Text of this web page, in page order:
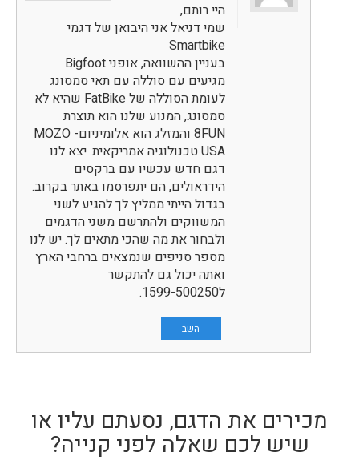
היי רותם,
שמי דניאל אני היבואן של דגמי
Smartbike
בעניין ההשוואה, אופני Bigfoot
מגיעים עם סוללה עם תאי סמסונג
לעומת הסוללה של FatBike שהיא לא
סמסונג, המנוע שלנו הוא תוצרת
8FUN והמזלג הוא אלומיניום- MOZO
USA טכנולוגיה אמריקאית. יצא לנו
דגם חדש עכשיו עם ברקסים
הידראולים, הם יתפרסמו באתר בקרוב.
בגדול הייתי ממליץ לך להגיע לשני
המשווקים ולהתרשם משני הדגמים
ולבחור את מה שהכי מתאים לך. יש לנו
מספר סניפים שנמצאים ברחבי הארץ
ואתה יכול גם להתקשר
השב
מכירים את הדגם, נסעתם עליו או
שיש לכם שאלה לפני קנייה?